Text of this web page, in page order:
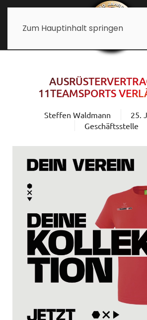
Zum Hauptinhalt springen
11TEAMSPORTS
Steffen Waldmann
25.
Geschäftsstelle